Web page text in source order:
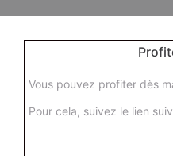
Vous pouvez profiter dès
Pour cela, suivez le lien